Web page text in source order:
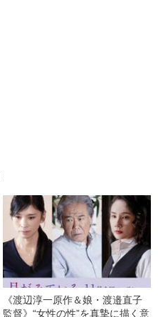
《渡辺淳一原作＆娘・渡邉直子
監督》“女性の性”を真摯に描く意